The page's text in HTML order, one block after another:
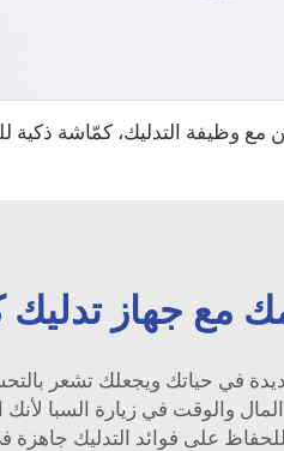
مع جهاز
في حياتك ويجعلك تشعر
والوقت في زيارة السبا لأنك
على فوائد التدليك جاهزة